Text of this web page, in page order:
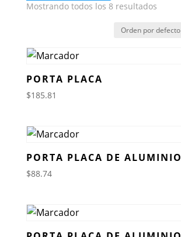
Mostrando todos los 8 resultados
PORTA PLACA
$185.81
PORTA PLACA DE ALUMINIO
$88.74